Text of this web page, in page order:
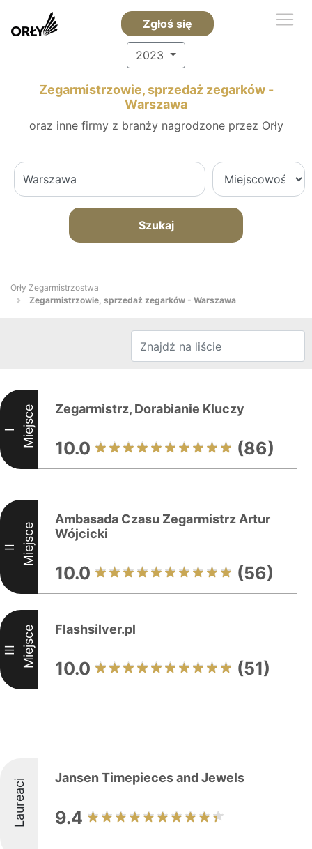
Zgłoś się
2023
Zegarmistrzowie, sprzedaż zegarków -
Warszawa
oraz inne firmy z branży nagrodzone przez Orły
Szukaj
Orły Zegarmistrzostwa
Zegarmistrzowie, sprzedaż zegarków - Warszawa
I Miejsce Zegarmistrz, Dorabianie Kluczy
10.0 (86)
II Miejsce
Ambasada Czasu Zegarmistrz Artur
Wójcicki
10.0 (56)
III Miejsce Flashsilver.pl
10.0 (51)
Laureaci Jansen Timepieces and Jewels
9.4